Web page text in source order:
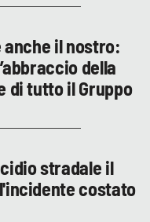
anche il nostro:
della
di tutto il Gruppo
stradale il
costato